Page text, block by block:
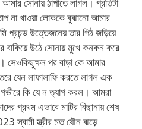
না খাওয়া লোককে বুঝানো আমার
উত্তেজনেয় তার পিঠ জড়িয়ে
বাকিয়ে উঠে সোনায় মুখে কনকন করে
সেওকিছুক্ষন পর বাড়া কে আমার
যেন লাফালাফি করতে লাগল এক
কি যে ন ত্যাগ করল। আমরা
প্রথম এভাবে মাটির বিছানায় শেষ
স্ত্রীর মত যৌন ঝড়ে